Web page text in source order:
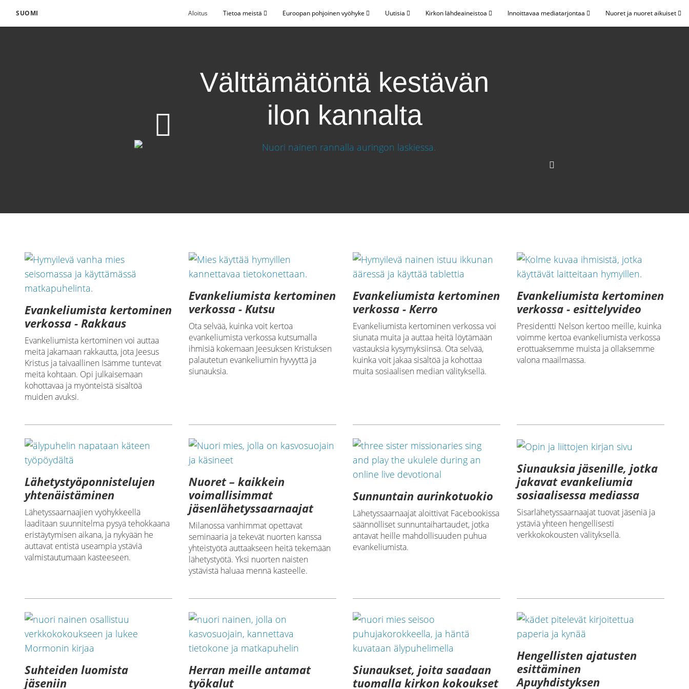
SUOMI Aloitus Tietoa meistä Euroopan pohjoinen vyöhyke Uutisia Kirkon lähdeaineistoa Innoittavaa mediatarjontaa Nuoret ja nuoret aikuiset
Välttämätöntä kestävän
ilon kannalta
Evankeliumista kertominen
verkossa - Rakkaus
Evankeliumista kertominen voi auttaa
meitä jakamaan rakkautta, jota Jeesus
Kristus ja taivaallinen Isämme tuntevat
meitä kohtaan. Opi julkaisemaan
kohottavaa ja myönteistä sisältöä
muiden avuksi.
Evankeliumista kertominen
verkossa - Kutsu
Ota selvää, kuinka voit kertoa
evankeliumista verkossa kutsumalla
ihmisiä kokemaan Jeesuksen Kristuksen
palautetun evankeliumin hyvyyttä ja
siunauksia.
Evankeliumista kertominen
verkossa - Kerro
Evankeliumista kertominen verkossa voi
siunata muita ja auttaa heitä löytämään
vastauksia kysymyksiinsä. Ota selvää,
kuinka voit jakaa sisältöä ja kohottaa
muita sosiaalisen median välityksellä.
Evankeliumista kertominen
verkossa - esittelyvideo
Presidentti Nelson kertoo meille, kuinka
voimme kertoa evankeliumista verkossa
erottuaksemme muista ja ollaksemme
valona maailmassa.
Lähetystyöponnistelujen
yhtenäistäminen
Lähetyssaarnaajien vyöhykkeellä
laaditaan suunnitelma pysyä tehokkaana
eristäytymisen aikana, ja nykyään he
auttavat entistä useampia ystäviä
valmistautumaan kasteeseen.
Nuoret – kaikkein
voimallisimmat
jäsenlähetyssaarnaajat
Milanossa vanhimmat opettavat
seminaaria ja tekevät nuorten kanssa
yhteistyötä auttaakseen heitä tekemään
lähetystyötä. Yksi nuorten naisten
ystävistä haluaa mennä kasteelle.
Sunnuntain aurinkotuokio
Lähetyssaarnaajat aloittivat Facebookissa
säännölliset sunnuntaihartaudet, jotka
antavat heille mahdollisuuden puhua
evankeliumista.
Siunauksia jäsenille, jotka
jakavat evankeliumia
sosiaalisessa mediassa
Sisarlähetyssaarnaajat tuovat jäseniä ja
ystäviä yhteen hengellisesti
verkkokokousten välityksellä.
Suhteiden luomista
jäseniin
Herran meille antamat
työkalut
Siunaukset, joita saadaan
tuomalla kirkon kokoukset
Hengellisten ajatusten
esittäminen
Apuyhdistyksen